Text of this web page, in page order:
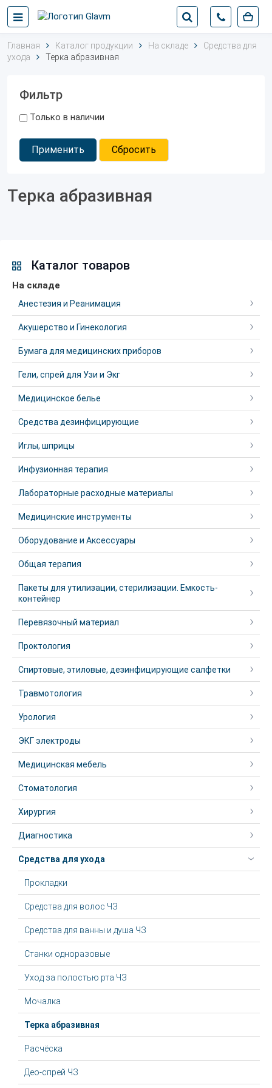
Главная Каталог продукции На складе
Средства для
ухода
Терка абразивная
Фильтр
Только в наличии
Применить Сбросить
Терка абразивная
Каталог товаров
На складе
Анестезия и Реанимация
Акушерство и Гинекология
Бумага для медицинских приборов
Гели, спрей для Узи и Экг
Медицинское белье
Средства дезинфицирующие
Иглы, шприцы
Инфузионная терапия
Лабораторные расходные материалы
Медицинские инструменты
Оборудование и Аксессуары
Общая терапия
Пакеты для утилизации, стерилизации. Емкость-
контейнер
Перевязочный материал
Проктология
Спиртовые, этиловые, дезинфицирующие салфетки
Травмотология
Урология
ЭКГ электроды
Медицинская мебель
Стоматология
Хирургия
Диагностика
Средства для ухода
Прокладки
Средства для волос ЧЗ
Средства для ванны и душа ЧЗ
Станки одноразовые
Уход за полостью рта ЧЗ
Мочалка
Терка абразивная
Расчёска
Део-спрей ЧЗ